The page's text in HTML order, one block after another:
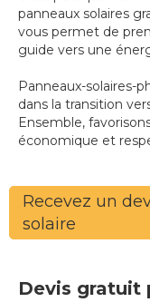
panneaux solaires
vous permet de
guide vers une
Panneaux-solaires-
dans la transition
Ensemble,
économique et
Recevez un
solaire
Devis gratuit